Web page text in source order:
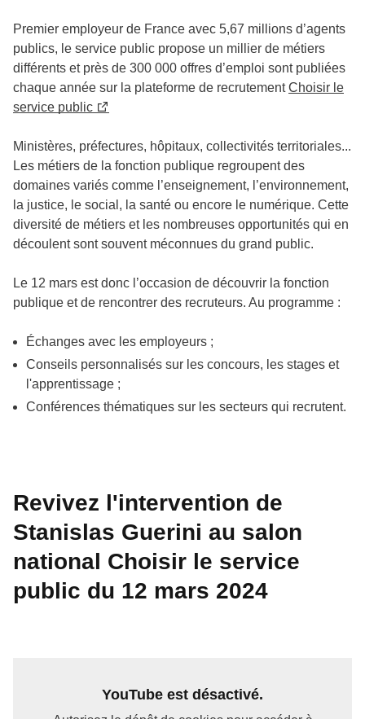
Premier employeur de France avec 5,67 millions d’agents
publics, le service public propose un millier de métiers
différents et près de 300 000 offres d’emploi sont publiées
chaque année sur la plateforme de recrutementChoisir le
service public
Ministères, préfectures, hôpitaux, collectivités territoriales...
Les métiers de la fonction publique regroupent des
domaines variés comme l’enseignement, l’environnement,
la justice, le social, la santé ou encore le numérique. Cette
diversité de métiers et les nombreuses opportunités qui en
découlent sont souvent méconnues du grand public.
Le 12 mars est donc l’occasion de découvrir la fonction
publique et de rencontrer des recruteurs. Au programme :
Échanges avec les employeurs ;
Conseils personnalisés sur les concours, les stages et
l'apprentissage ;
Conférences thématiques sur les secteurs qui recrutent.
Revivez l'intervention de
Stanislas Guerini au salon
national Choisir le service
public du 12 mars 2024
YouTube est désactivé.